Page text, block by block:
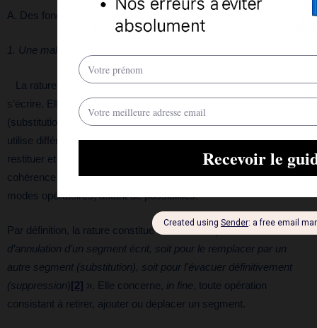
A. Des fonctions d’usage et d’appropriation :
1. Une malléabilité parfaite :
La rature sert donc à corriger un texte déjà écrit ou en train de
s’écrire. Elle est un instrument qui a plusieurs mécanismes
(substitution, suppression, transfert, gestion et suspension) et
utilise différents modes opératoires : elle peut ainsi éliminer,
restituer et remplacer. En effet, dans le but d’atteindre une
cohérence structurelle donnée et pensée, elle revêt différents
modes opératoires, autant de possibilités.
Par définition, la rature constitue donc une «
opération
d’annulation d’un segment écrit, soit pour le remplacer par un
autre segment (substitution), soit pour l’évacuer définitivement
(suppression) [2] ». Elle concerne, in fine, toute opération
consistant à retirer, ajouter ou déplacer un segment.